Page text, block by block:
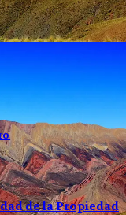
de la Propiedad